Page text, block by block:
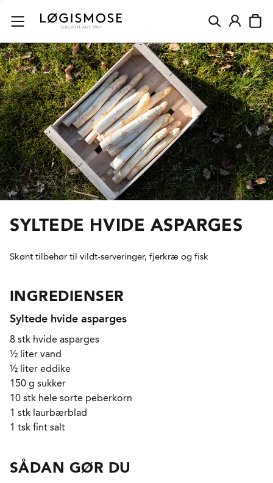
SYLTEDE HVIDE ASPARGES
Skønt tilbehør til vildt-serveringer, fjerkræ og fisk
INGREDIENSER
Syltede hvide asparges
8 stk hvide asparges
½ liter vand
½ liter eddike
150 g sukker
10 stk hele sorte peberkorn
1 stk laurbærblad
1 tsk fint salt
SÅDAN GØR DU